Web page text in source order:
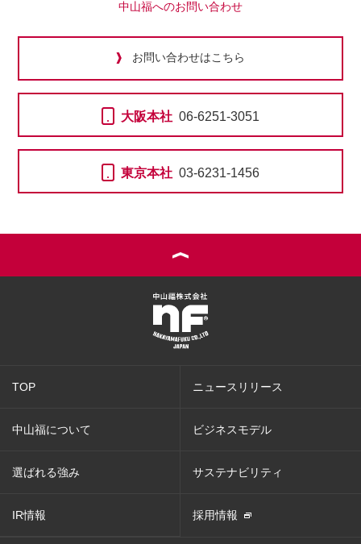
中山福へのお問い合わせ
お問い合わせはこちら
大阪本社 06-6251-3051
東京本社 03-6231-1456
TOP ニュースリリース
中山福について ビジネスモデル
選ばれる強み サステナビリティ
IR情報 採用情報